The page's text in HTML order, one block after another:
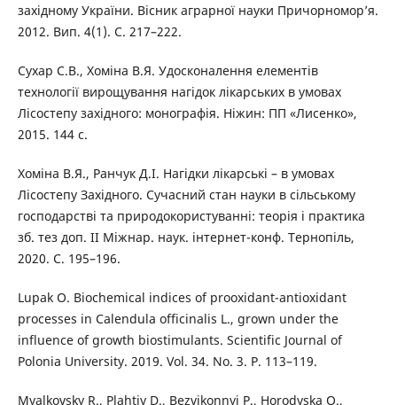
західному України. Вісник аграрної науки Причорномор’я.
2012. Вип. 4(1). С. 217–222.
Сухар С.В., Хоміна В.Я. Удосконалення елементів
технології вирощування нагідок лікарських в умовах
Лісостепу західного: монографія. Ніжин: ПП «Лисенко»,
2015. 144 с.
Хоміна В.Я., Ранчук Д.І. Нагідки лікарські – в умовах
Лісостепу Західного. Сучасний стан науки в сільському
господарстві та природокористуванні: теорія і практика
зб. тез доп. II Міжнар. наук. інтернет-конф. Тернопіль,
2020. С. 195–196.
Lupak O. Biochemical indices of prooxidant-antioxidant
processes in Calendula officinalis L., grown under the
influence of growth biostimulants. Scientific Journal of
Polonia University. 2019. Vol. 34. No. 3. P. 113–119.
Myalkovsky R., Plahtiy D., Bezvikonnyi P., Horodyska O.,